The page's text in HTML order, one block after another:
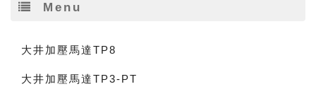
Menu
大井加壓馬達TP8
大井加壓馬達TP3-PT